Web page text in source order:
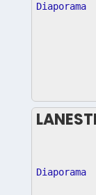
Diaporama
Diaporama